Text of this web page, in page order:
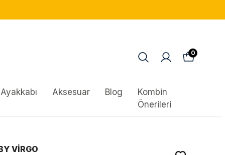
Ayakkabı Aksesuar Blog
Kombin
Önerileri
0
VİRGO